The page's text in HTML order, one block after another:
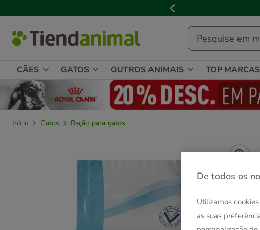
de
mensagem,
CÃES GATOS OUTROS ANIMAIS TOP MARCAS
Início Gatos
Ração para gatos
De todos os
Utilizamos
as suas